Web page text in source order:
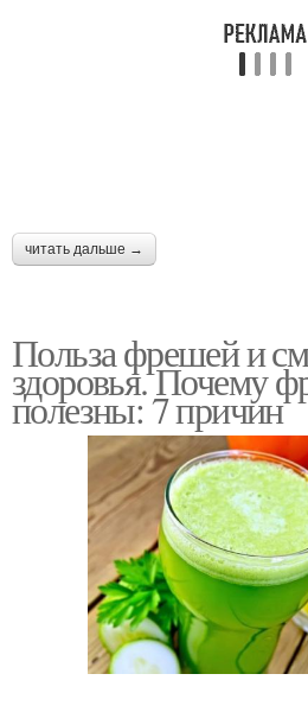
читать дальше →
Польза фрешей и
здоровья. Почему
полезны: 7 причин